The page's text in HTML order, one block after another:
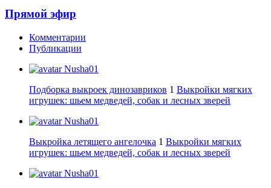
Прямой эфир
Комментарии
Публикации
Nusha01
Подборка выкроек динозавриков 1 Выкройки мягких
игрушек: шьем медведей, собак и лесных зверей
Nusha01
Выкройка летящего ангелочка 1 Выкройки мягких
игрушек: шьем медведей, собак и лесных зверей
Nusha01